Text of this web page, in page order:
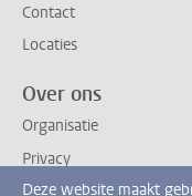
Contact
Locaties
Over ons
Organisatie
Privacy
Deze website maakt